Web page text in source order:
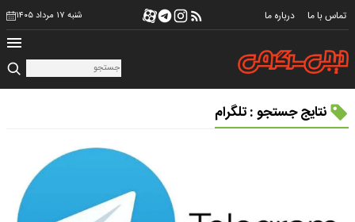
تماس با ما درباره ما شنبه ۱۷ مرداد ۱۴۰۵
نتایج جستجو : تلگرام